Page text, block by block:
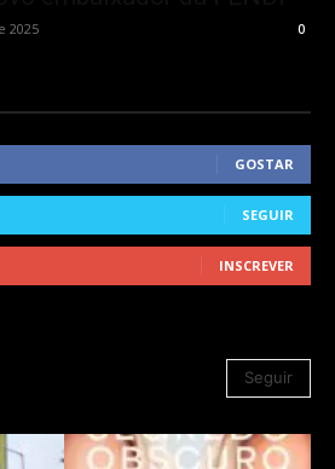
2025 0
GOSTAR
SEGUIR
INSCREVER
Seguir